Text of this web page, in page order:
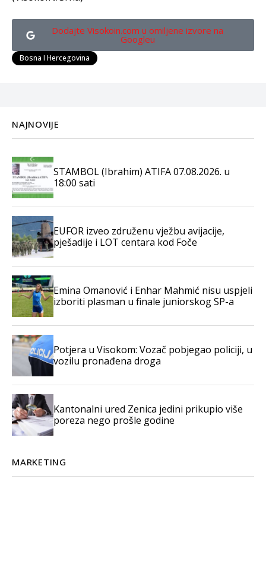
Dodajte Visokoin.com u omiljene izvore na
Googleu
Bosna I Hercegovina
NAJNOVIJE
STAMBOL (Ibrahim) ATIFA 07.08.2026. u
18:00 sati
EUFOR izveo združenu vježbu avijacije,
pješadije i LOT centara kod Foče
Emina Omanović i Enhar Mahmić nisu uspjeli
izboriti plasman u finale juniorskog SP-a
Potjera u Visokom: Vozač pobjegao policiji, u
vozilu pronađena droga
Kantonalni ured Zenica jedini prikupio više
poreza nego prošle godine
MARKETING